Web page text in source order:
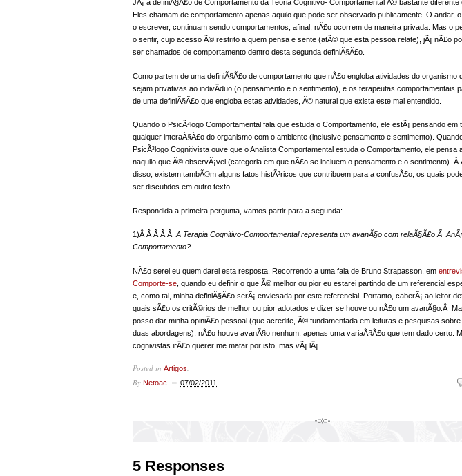
JÃ¡ a definiÃ§Ã£o de Comportamento da Teoria Cognitivo- Comportamental Ã© bastante diferente
Eles chamam de comportamento apenas aquilo que pode ser observado publicamente. O andar,
o escrever, continuam sendo comportamentos; afinal, nÃ£o ocorrem de maneira privada. Mas o
o sentir, cujo acesso Ã© restrito a quem pensa e sente (atÃ© que esta pessoa relate), jÃ¡ nÃ£o
ser chamados de comportamento dentro desta segunda definiÃ§Ã£o.
Como partem de uma definiÃ§Ã£o de comportamento que nÃ£o engloba atividades do organismo
sejam privativas ao indivÃ­duo (o pensamento e o sentimento), e os terapeutas comportamentais
de uma definiÃ§Ã£o que engloba estas atividades, Ã© natural que exista este mal entendido.
Quando o PsicÃ³logo Comportamental fala que estuda o Comportamento, ele estÃ¡ pensando em
qualquer interaÃ§Ã£o do organismo com o ambiente (inclusive pensamento e sentimento).
PsicÃ³logo Cognitivista ouve que o Analista Comportamental estuda o Comportamento, ele pensa
naquilo que Ã© observÃ¡vel (categoria em que nÃ£o se incluem o pensamento e o sentimento). Â
disso, existem tambÃ©m alguns fatos histÃ³ricos que contribuem para a confusÃ£o, os quais
ser discutidos em outro texto.
Respondida a primeira pergunta, vamos partir para a segunda:
1)Â Â Â Â Â A Terapia Cognitivo-Comportamental representa um avanÃ§o com relaÃ§Ã£o Ã
Comportamento?
NÃ£o serei eu quem darei esta resposta. Recorrendo a uma fala de Bruno Strapasson, em
Comporte-se , quando eu definir o que Ã© melhor ou pior eu estarei partindo de um referencial
e, como tal, minha definiÃ§Ã£o serÃ¡ enviesada por este referencial. Portanto, caberÃ¡ ao leitor
quais sÃ£o os critÃ©rios de melhor ou pior adotados e dizer se houve ou nÃ£o um avanÃ§o.Â
posso dar minha opiniÃ£o pessoal (que acredite, Ã© fundamentada em leituras e pesquisas sobre
duas abordagens), nÃ£o houve avanÃ§o nenhum, apenas uma variaÃ§Ã£o que tem dado certo.
cognivistas irÃ£o querer me matar por isto, mas vÃ¡ lÃ¡.
Posted in Artigos.
By Netoac 07/02/2011
5 Responses